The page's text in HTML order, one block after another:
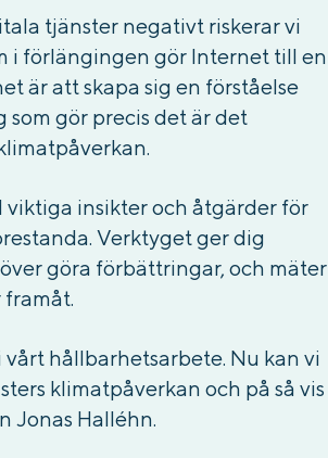
tjänster negativt riskerar vi
i förlängingen gör Internet till en
är att skapa sig en förståelse
gör precis det är det
insikter och åtgärder för
Verktyget ger dig
göra förbättringar, och mäter
vårt hållbarhetsarbete. Nu kan vi
klimatpåverkan och på så vis
Jonas Halléhn.